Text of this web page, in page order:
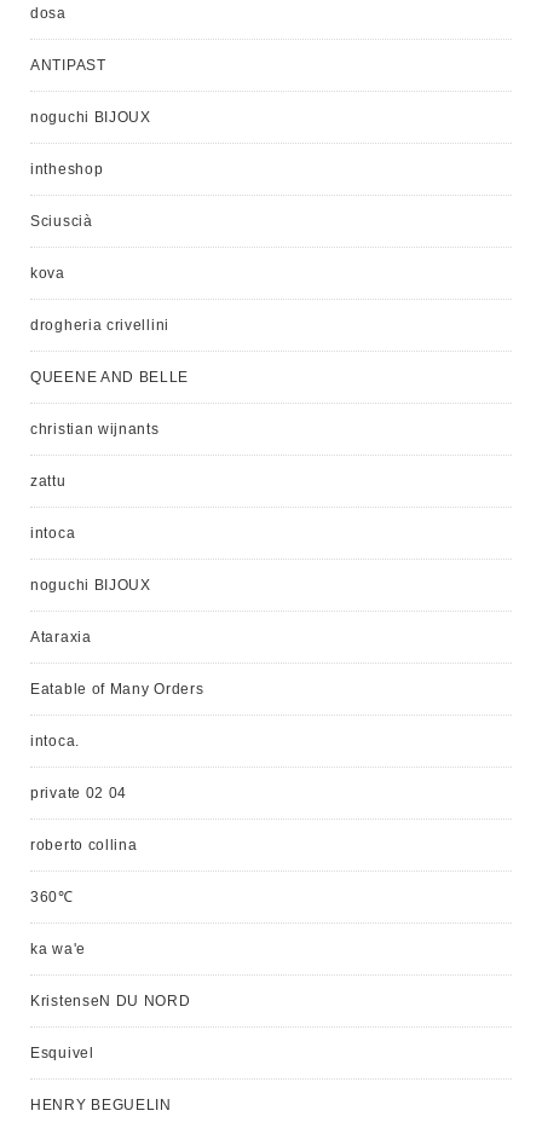
dosa
ANTIPAST
noguchi BIJOUX
intheshop
Sciuscià
kova
drogheria crivellini
QUEENE AND BELLE
christian wijnants
zattu
intoca
noguchi BIJOUX
Ataraxia
Eatable of Many Orders
intoca.
private 02 04
roberto collina
360℃
ka wa'e
KristenseN DU NORD
Esquivel
HENRY BEGUELIN